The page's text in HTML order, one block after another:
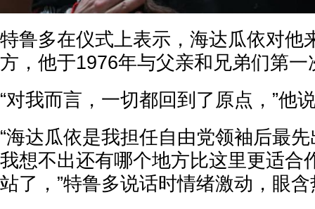
特鲁多在仪式上表示，海达瓜依对他
方，他于1976年与父亲和兄弟们第一
“对我而言，一切都回到了原点，”他
“海达瓜依是我担任自由党领袖后最
我想不出还有哪个地方比这里更适合
站了，”特鲁多说话时情绪激动，眼